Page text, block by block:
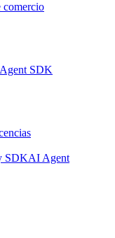
comercio
SDK
SDKAI Agent